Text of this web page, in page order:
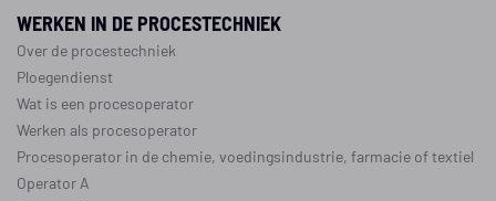
WERKEN IN DE PROCESTECHNIEK
Over de procestechniek
Ploegendienst
Wat is een procesoperator
Werken als procesoperator
Procesoperator in de chemie voedingsindustrie farmacie oftextiel
Operator A